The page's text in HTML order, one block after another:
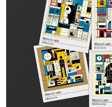
Redaktion
Beiträge
Vorproduktion